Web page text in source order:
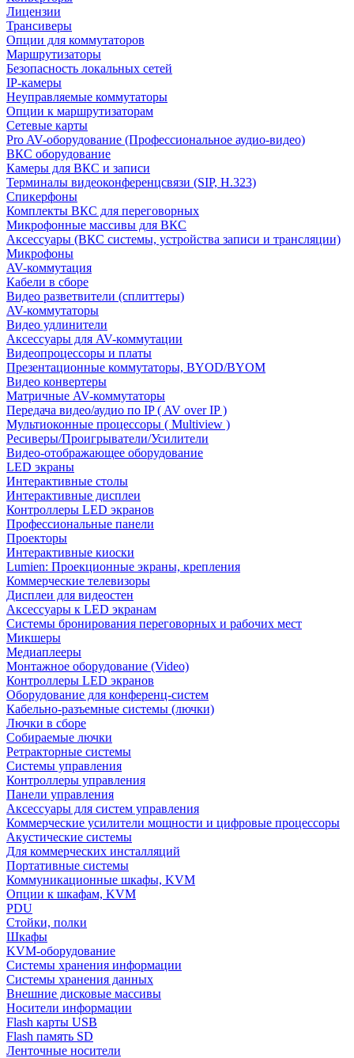
Лицензии
Трансиверы
Опции для коммутаторов
Маршрутизаторы
Безопасность локальных сетей
IP-камеры
Неуправляемые коммутаторы
Опции к маршрутизаторам
Сетевые карты
Pro AV-оборудование (Профессиональное аудио-видео)
ВКС оборудование
Камеры для ВКС и записи
Терминалы видеоконференцсвязи (SIP, H.323)
Спикерфоны
Комплекты ВКС для переговорных
Микрофонные массивы для ВКС
Аксессуары (ВКС системы, устройства записи и трансляции)
Микрофоны
AV-коммутация
Кабели в сборе
Видео разветвители (сплиттеры)
AV-коммутаторы
Видео удлинители
Аксессуары для AV-коммутации
Видеопроцессоры и платы
Презентационные коммутаторы, BYOD/BYOM
Видео конвертеры
Матричные AV-коммутаторы
Передача видео/аудио по IP ( AV over IP )
Мультиоконные процессоры ( Multiview )
Ресиверы/Проигрыватели/Усилители
Видео-отображающее оборудование
LED экраны
Интерактивные столы
Интерактивные дисплеи
Контроллеры LED экранов
Профессиональные панели
Проекторы
Интерактивные киоски
Lumien: Проекционные экраны, крепления
Коммерческие телевизоры
Дисплеи для видеостен
Аксессуары к LED экранам
Системы бронирования переговорных и рабочих мест
Микшеры
Медиаплееры
Монтажное оборудование (Video)
Контроллеры LED экранов
Оборудование для конференц-систем
Кабельно-разъемные системы (лючки)
Лючки в сборе
Собираемые лючки
Ретракторные системы
Системы управления
Контроллеры управления
Панели управления
Аксессуары для систем управления
Коммерческие усилители мощности и цифровые процессоры
Акустические системы
Для коммерческих инсталляций
Портативные системы
Коммуникационные шкафы, KVM
Опции к шкафам, KVM
PDU
Стойки, полки
Шкафы
KVM-оборудование
Системы хранения информации
Системы хранения данных
Внешние дисковые массивы
Носители информации
Flash карты USB
Flash память SD
Ленточные носители